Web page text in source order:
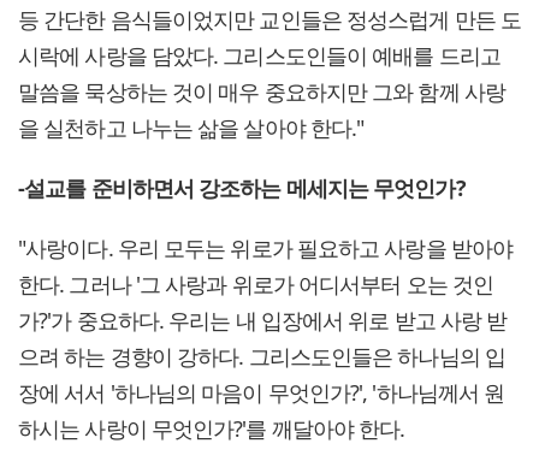
등 간단한 음식들이었지만 교인들은 정성스럽게 만든 도
시락에 사랑을 담았다. 그리스도인들이 예배를 드리고
말씀을 묵상하는 것이 매우 중요하지만 그와 함께 사랑
을 실천하고 나누는 삶을 살아야 한다."
-설교를 준비하면서 강조하는 메세지는 무엇인가?
"사랑이다. 우리 모두는 위로가 필요하고 사랑을 받아야
한다. 그러나 '그 사랑과 위로가 어디서부터 오는 것인
가?'가 중요하다. 우리는 내 입장에서 위로 받고 사랑 받
으려 하는 경향이 강하다. 그리스도인들은 하나님의 입
장에 서서 '하나님의 마음이 무엇인가?', '하나님께서 원
하시는 사랑이 무엇인가?'를 깨달아야 한다.